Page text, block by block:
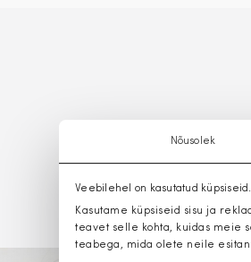
Nõusolek
Veebilehel on kasutatud küpsiseid.
Kasutame küpsiseid sisu ja
teavet selle kohta, kuidas meie
teabega, mida olete neile